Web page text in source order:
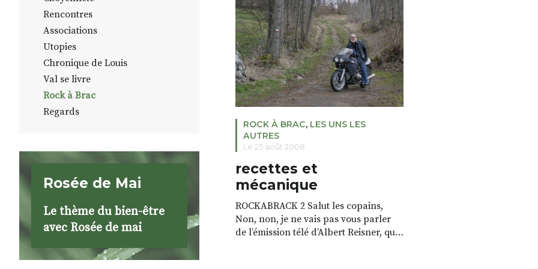
ce chemin : Pour lire la suite de
l’article, cliquer sur les trois points
suivants
ROCK À BRAC, LES UNS LES
AUTRES
Le 25 août 2008
recettes et
mécanique
ROCKABRACK 2 Salut les copains,
Non, non, je ne vais pas vous parler
de l’émission télé d’Albert Reisner, qui
Rencontres
Associations
Utopies
Chronique de Louis
Val se livre
Rock à Brac
Regards
Rosée de Mai
Le thème du bien-être
avec Rosée de mai